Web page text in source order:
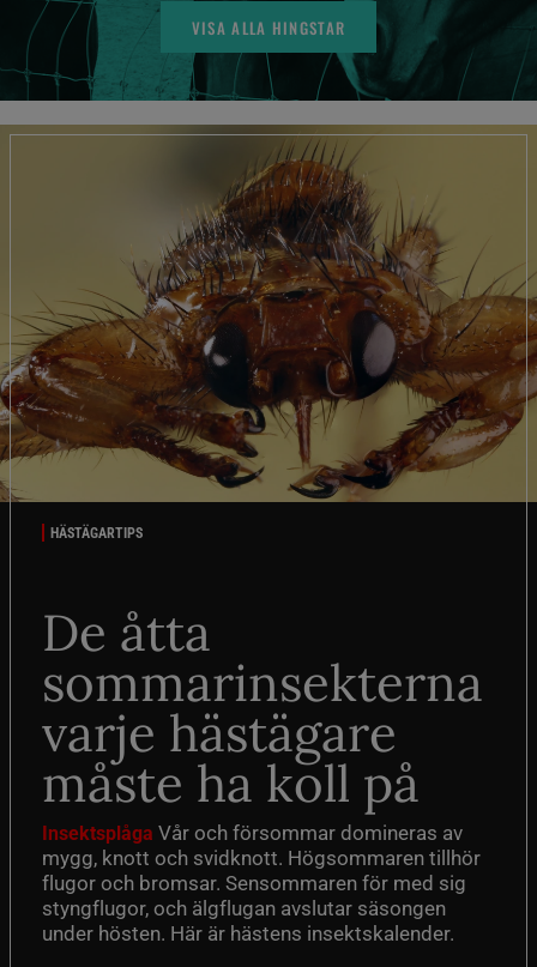
VISA ALLA HINGSTAR
HÄSTÄGARTIPS
De åtta
sommarinsekterna
varje hästägare
måste ha koll på
Insektsplåga Vår och försommar domineras av
mygg, knott och svidknott. Högsommaren tillhör
flugor och bromsar. Sensommaren för med sig
styngflugor, och älgflugan avslutar säsongen
under hösten. Här är hästens insektskalender.